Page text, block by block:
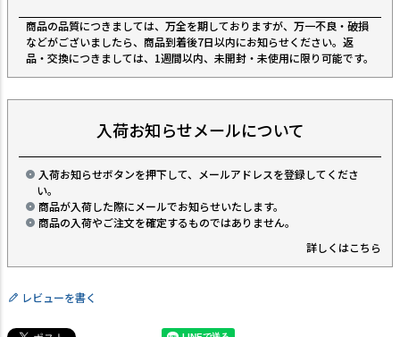
商品の品質につきましては、万全を期しておりますが、万一不良・破損
などがございましたら、商品到着後7日以内にお知らせください。返
品・交換につきましては、1週間以内、未開封・未使用に限り可能です。
入荷お知らせメールについて
入荷お知らせボタンを押下して、メールアドレスを登録してくださ
い。
商品が入荷した際にメールでお知らせいたします。
商品の入荷やご注文を確定するものではありません。
詳しくはこちら
レビューを書く